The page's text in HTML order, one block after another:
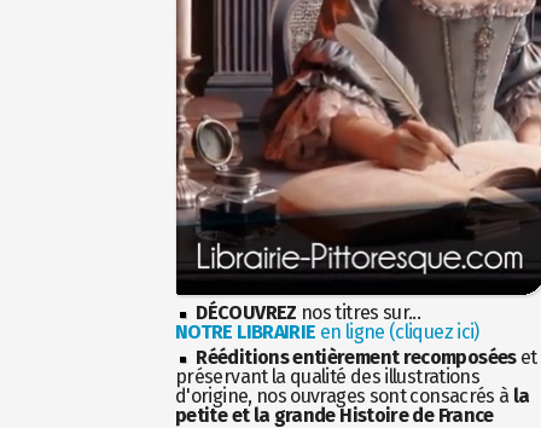
DÉCOUVREZ nos titres sur...
NOTRE LIBRAIRIE en ligne (cliquez ici)
Rééditions entièrement recomposéeset
préservant la qualité des illustrations
d'origine, nos ouvrages sont consacrés à la
petite et la grande Histoire de France